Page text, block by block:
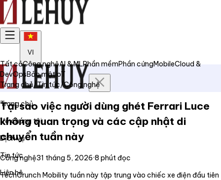
VI
Trang chủ
Về chúng tôi
Dịch vụ
Tin tức
Liên hệ
Tất cảCông nghệAI & MLPhần mềmPhần cứngMobileCloud &
DevOpsBảo mậtIoT
Trang chủ/Tin tức/Công nghệ
Tại sao việc người dùng ghét Ferrari Luce
không quan trọng và các cập nhật di
chuyển tuần này
Công nghệ31 tháng 5, 2026·8 phút đọc
TechCrunch Mobility tuần này tập trung vào chiếc xe điện đầu tiên